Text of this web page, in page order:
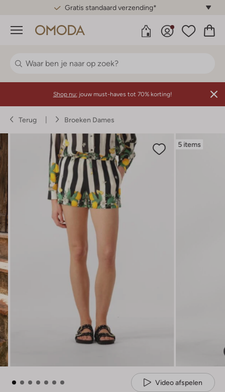
Gratis standaard verzending*
Menu
Shop nu: jouw must-haves tot 70% korting!
Terug Broeken Dames
5 items
Video afspelen